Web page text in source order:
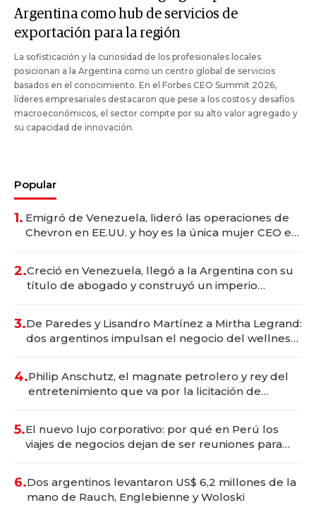
Argentina como hub de servicios de
exportación para la región
La sofisticación y la curiosidad de los profesionales locales
posicionan a la Argentina como un centro global de servicios
basados en el conocimiento. En el Forbes CEO Summit 2026,
líderes empresariales destacaron que pese a los costos y desafíos
macroeconómicos, el sector compite por su alto valor agregado y
su capacidad de innovación.
Popular
1. Emigró de Venezuela, lideró las operaciones de
Chevron en EE.UU. y hoy es la única mujer CEO en
2.Creció en Venezuela, llegó a la Argentina con su
título de abogado y construyó un imperio
3.De Paredes y Lisandro Martínez a Mirtha Legrand:
dos argentinos impulsan el negocio del wellness
4.Philip Anschutz, el magnate petrolero y rey del
entretenimiento que va por la licitación de
5.El nuevo lujo corporativo: por qué en Perú los
viajes de negocios dejan de ser reuniones para
6.Dos argentinos levantaron US$ 6,2 millones de la
mano de Rauch, Englebienne y Woloski